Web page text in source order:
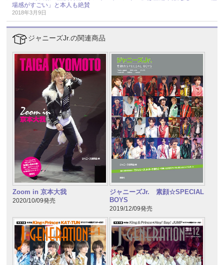
場感がすごい」と本人も絶賛
2018年3月9日
ジャニーズJr.の関連商品
Zoom in 京本大我
2020/10/09発売
ジャニーズJr. 素顔☆SPECIAL
BOYS
2019/12/09発売